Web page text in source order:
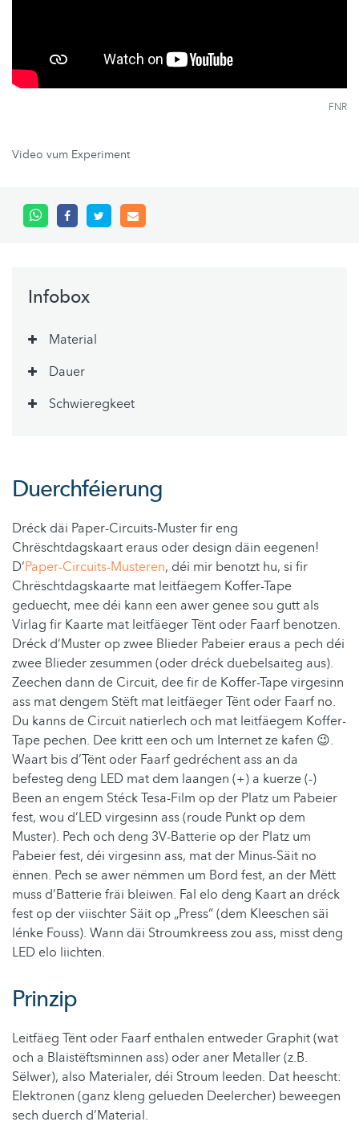
FNR
Video vum Experiment
Infobox
Material
Dauer
Schwieregkeet
Duerchféierung
Dréck däi Paper-Circuits-Muster fir eng
Chrëschtdagskaart eraus oder design däin eegenen!
D‘Paper-Circuits-Musteren, déi mir benotzt hu, si fir
Chrëschtdagskaarte mat leitfäegem Koffer-Tape
geduecht, mee déi kann een awer genee sou gutt als
Virlag fir Kaarte mat leitfäeger Tënt oder Faarf benotzen.
Dréck d‘Muster op zwee Blieder Pabeier eraus a pech déi
zwee Blieder zesummen (oder dréck duebelsaiteg aus).
Zeechen dann de Circuit, dee fir de Koffer-Tape virgesinn
ass mat dengem Stëft mat leitfäeger Tënt oder Faarf no.
Du kanns de Circuit natierlech och mat leitfäegem Koffer-
Tape pechen. Dee kritt een och um Internet ze kafen 😉.
Waart bis d’Tënt oder Faarf gedréchent ass an da
befesteg deng LED mat dem laangen (+) a kuerze (-)
Been an engem Stéck Tesa-Film op der Platz um Pabeier
fest, wou d’LED virgesinn ass (roude Punkt op dem
Muster). Pech och deng 3V-Batterie op der Platz um
Pabeier fest, déi virgesinn ass, mat der Minus-Säit no
ënnen. Pech se awer nëmmen um Bord fest, an der Mëtt
muss d’Batterie fräi bleiwen. Fal elo deng Kaart an dréck
fest op der viischter Säit op „Press“ (dem Kleeschen säi
lénke Fouss). Wann däi Stroumkreess zou ass, misst deng
LED elo liichten.
Prinzip
Leitfäeg Tënt oder Faarf enthalen entweder Graphit (wat
och a Blaistëftsminnen ass) oder aner Metaller (z.B.
Sëlwer), also Materialer, déi Stroum leeden. Dat heescht:
Elektronen (ganz kleng gelueden Deelercher) beweegen
sech duerch d’Material.